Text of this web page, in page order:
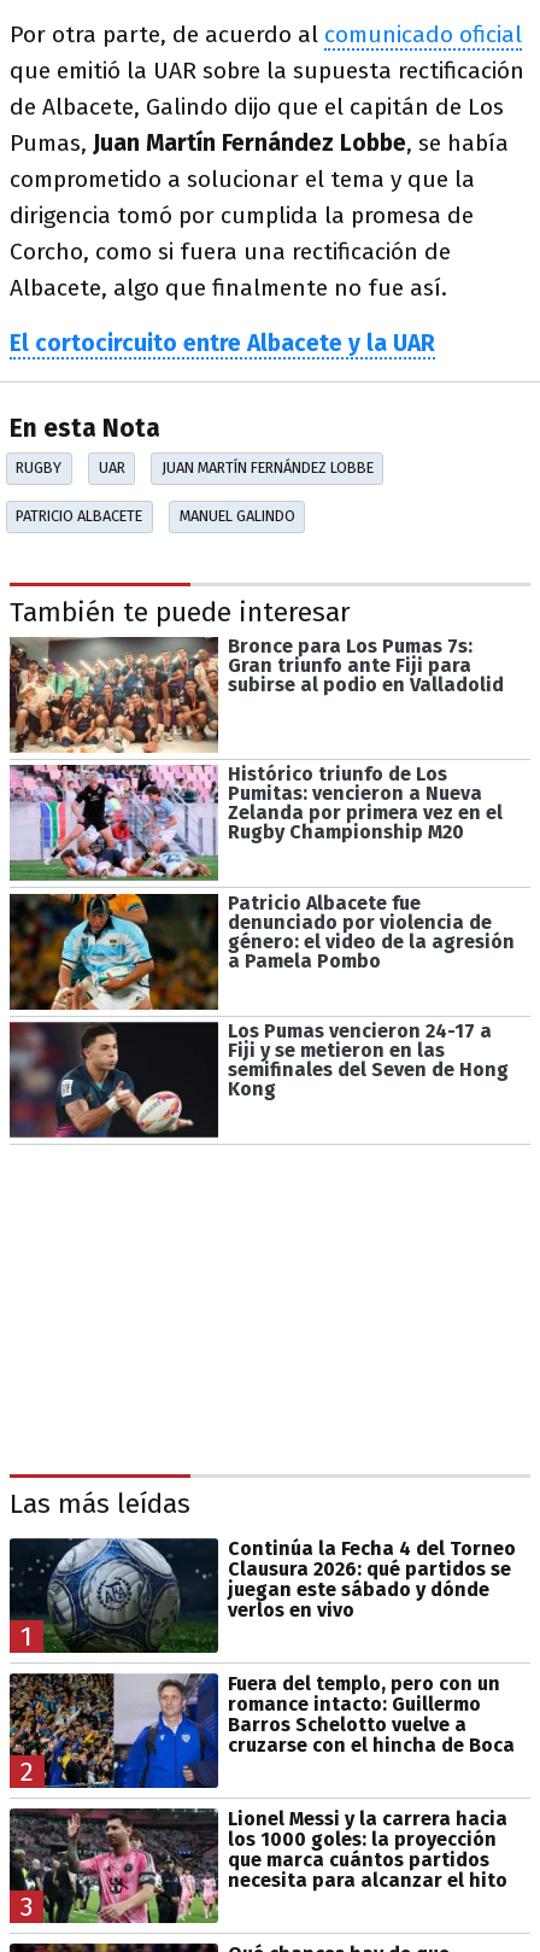
Por otra parte, de acuerdo al comunicado oficial
que emitió la UAR sobre la supuesta rectificación
de Albacete, Galindo dijo que el capitán de Los
Pumas, Juan Martín Fernández Lobbe, se había
comprometido a solucionar el tema y que la
dirigencia tomó por cumplida la promesa de
Corcho, como si fuera una rectificación de
Albacete, algo que finalmente no fue así.
El cortocircuito entre Albacete y la UAR
En esta Nota
RUGBY UAR JUAN MARTÍN FERNÁNDEZ LOBBE
PATRICIO ALBACETE MANUEL GALINDO
También te puede interesar
Bronce para Los Pumas 7s:
Gran triunfo ante Fiji para
subirse al podio en Valladolid
Histórico triunfo de Los
Pumitas: vencieron a Nueva
Zelanda por primera vez en el
Rugby Championship M20
Patricio Albacete fue
denunciado por violencia de
género: el video de la agresión
a Pamela Pombo
Los Pumas vencieron 24-17 a
Fiji y se metieron en las
semifinales del Seven de Hong
Kong
Las más leídas
1
Continúa la Fecha 4 del Torneo
Clausura 2026: qué partidos se
juegan este sábado y dónde
verlos en vivo
2
Fuera del templo, pero con un
romance intacto: Guillermo
Barros Schelotto vuelve a
cruzarse con el hincha de Boca
3
Lionel Messi y la carrera hacia
los 1000 goles: la proyección
que marca cuántos partidos
necesita para alcanzar el hito